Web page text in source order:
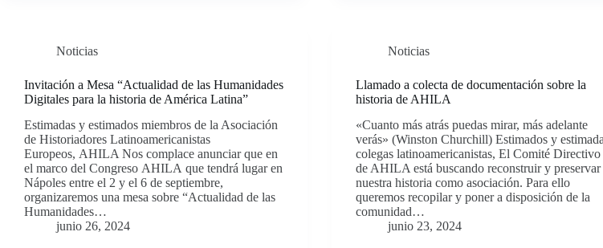
Noticias
Invitación a Mesa “Actualidad de las Humanidades
Digitales para la historia de América Latina”
Estimadas y estimados miembros de la Asociación
de Historiadores Latinoamericanistas
Europeos, AHILA Nos complace anunciar que en
el marco del Congreso AHILA que tendrá lugar en
Nápoles entre el 2 y el 6 de septiembre,
organizaremos una mesa sobre “Actualidad de las
Humanidades…
junio 26, 2024
Noticias
Llamado a colecta de documentación sobre la
historia de AHILA
«Cuanto más atrás puedas mirar, más adelante
verás» (Winston Churchill) Estimados y
colegas latinoamericanistas, El Comité Directivo
de AHILA está buscando reconstruir y preservar
nuestra historia como asociación. Para ello
queremos recopilar y poner a disposición de la
comunidad…
junio 23, 2024